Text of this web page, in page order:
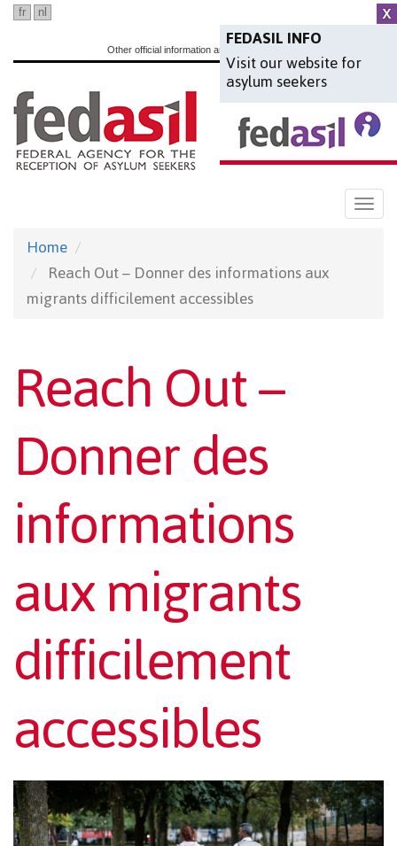
Skip
main
content
FEDASIL INFO
Visit our website for
asylum seekers
fr nl
Other official information and services:
Home
Reach Out – Donner des informations aux
migrants difficilement accessibles
Reach Out –
Donner des
informations
aux migrants
difficilement
accessibles